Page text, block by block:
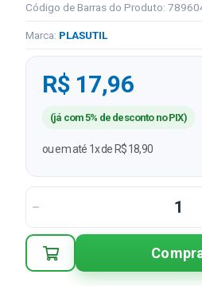
Código de Barras do Produto:
Marca: PLASUTIL
R$ 17,96
(já com 5% de desconto no PIX)
ou em até 1x de R$ 18,90